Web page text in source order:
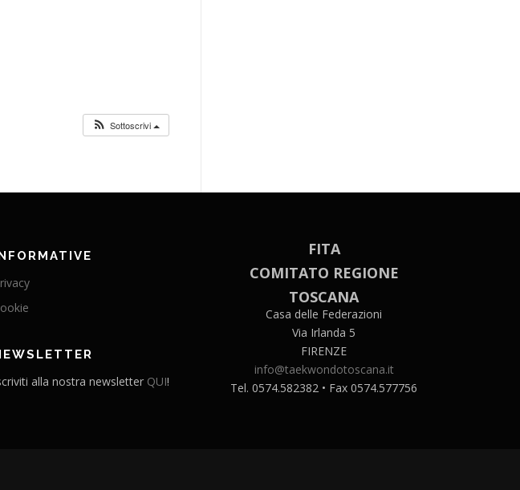
Sottoscrivi
alla nostra newsletter QUI!
FITA
COMITATO REGIONE
TOSCANA
Casa delle Federazioni
Via Irlanda 5
FIRENZE
info@taekwondotoscana.it
Tel. 0574.582382 • Fax 0574.577756